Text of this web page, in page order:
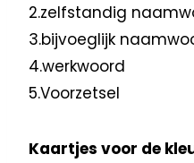
2.zelfstandig
3.bijvoeglijk
4.werkwoord
5.Voorzetsel
Kaartjes voor de